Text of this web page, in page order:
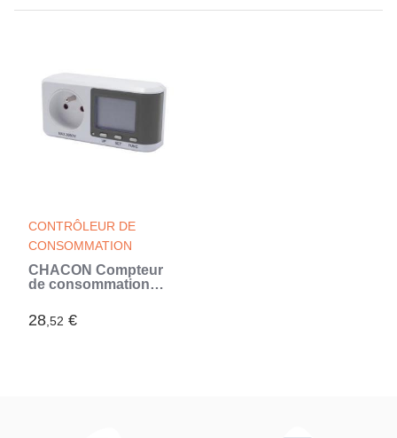
CONTRÔLEUR DE
CONSOMMATION
CHACON Compteur
de consommation
28,52 €